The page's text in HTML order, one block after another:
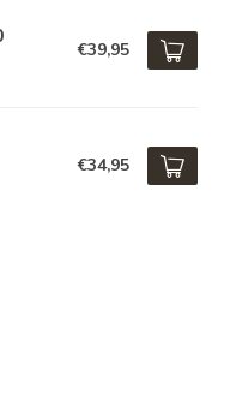
€39,95
€34,95